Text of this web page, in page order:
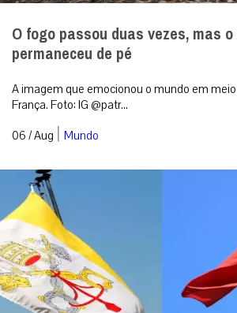
O fogo passou duas vezes, mas
permaneceu de pé
A imagem que emocionou o mundo em
França. Foto: IG @patr...
06 / Aug | Mundo